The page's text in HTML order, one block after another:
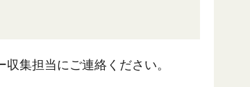
集担当にご連絡ください。